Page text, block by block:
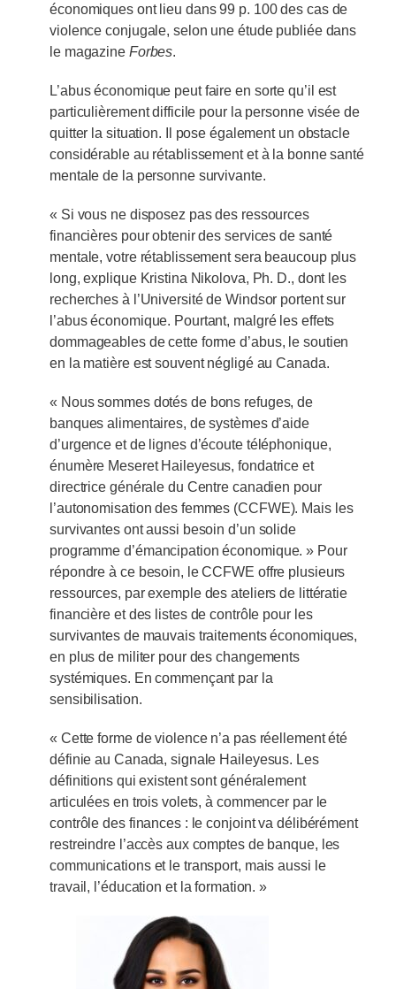
économiques ont lieu dans 99 p. 100 des cas de
violence conjugale, selon une étude publiée dans
le magazine Forbes.
L’abus économique peut faire en sorte qu’il est
particulièrement difficile pour la personne visée de
quitter la situation. Il pose également un obstacle
considérable au rétablissement et à la bonne santé
mentale de la personne survivante.
« Si vous ne disposez pas des ressources
financières pour obtenir des services de santé
mentale, votre rétablissement sera beaucoup plus
long, explique Kristina Nikolova, Ph. D., dont les
recherches à l’Université de Windsor portent sur
l’abus économique. Pourtant, malgré les effets
dommageables de cette forme d’abus, le soutien
en la matière est souvent négligé au Canada.
« Nous sommes dotés de bons refuges, de
banques alimentaires, de systèmes d’aide
d’urgence et de lignes d’écoute téléphonique,
énumère Meseret Haileyesus, fondatrice et
directrice générale du Centre canadien pour
l’autonomisation des femmes (CCFWE). Mais les
survivantes ont aussi besoin d’un solide
programme d’émancipation économique. » Pour
répondre à ce besoin, le CCFWE offre plusieurs
ressources, par exemple des ateliers de littératie
financière et des listes de contrôle pour les
survivantes de mauvais traitements économiques,
en plus de militer pour des changements
systémiques. En commençant par la
sensibilisation.
« Cette forme de violence n’a pas réellement été
définie au Canada, signale Haileyesus. Les
définitions qui existent sont généralement
articulées en trois volets, à commencer par le
contrôle des finances : le conjoint va délibérément
restreindre l’accès aux comptes de banque, les
communications et le transport, mais aussi le
travail, l’éducation et la formation. »